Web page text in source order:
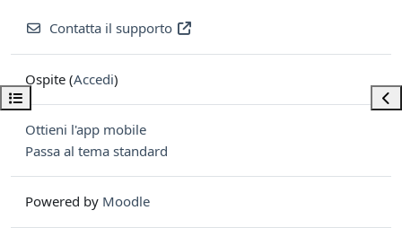
Apri indice del corso
Contatta il supporto
Ospite (Accedi)
Ottieni l'app mobile
Passa al tema standard
Powered by Moodle